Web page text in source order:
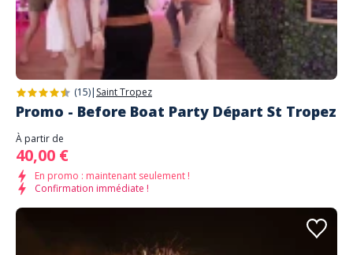
(15)| Saint Tropez
Promo - Before Boat Party Départ St Tropez
À partir de
40,00 €
En promo : maintenant seulement !
Confirmation immédiate !